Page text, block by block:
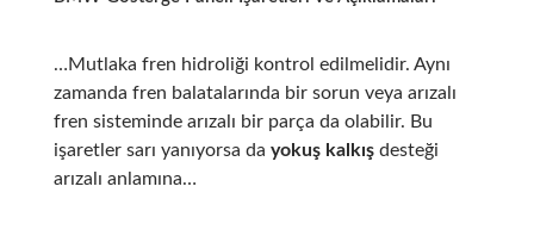
…Mutlaka fren hidroliği kontrol edilmelidir. Aynı
zamanda fren balatalarında bir sorun veya arızalı
fren sisteminde arızalı bir parça da olabilir. Bu
işaretler sarı yanıyorsa da yokuş kalkışdesteği
arızalı anlamına…